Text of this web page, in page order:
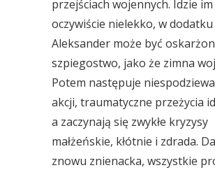
przejściach wojennych. Idzie
oczywiście nielekko, w dodatku
Aleksander może być
szpiegostwo, jako że zimna
Potem następuje
akcji, traumatyczne przeżycia
a zaczynają się zwykłe kryzysy
małżeńskie, kłótnie i zdrada.
znowu znienacka, wszystkie